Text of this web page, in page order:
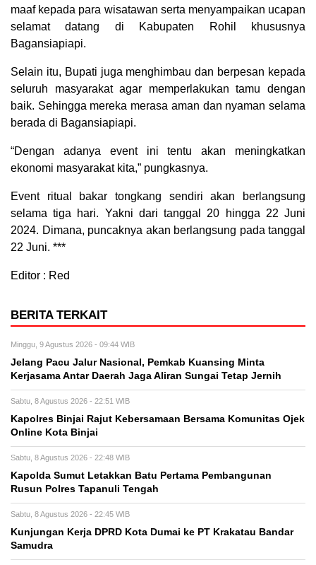
maaf kepada para wisatawan serta menyampaikan ucapan
selamat datang di Kabupaten Rohil khususnya
Bagansiapiapi.
Selain itu, Bupati juga menghimbau dan berpesan kepada
seluruh masyarakat agar memperlakukan tamu dengan
baik. Sehingga mereka merasa aman dan nyaman selama
berada di Bagansiapiapi.
“Dengan adanya event ini tentu akan meningkatkan
ekonomi masyarakat kita,” pungkasnya.
Event ritual bakar tongkang sendiri akan berlangsung
selama tiga hari. Yakni dari tanggal 20 hingga 22 Juni
2024. Dimana, puncaknya akan berlangsung pada tanggal
22 Juni. ***
Editor : Red
BERITA TERKAIT
Minggu, 9 Agustus 2026 - 09:44 WIB
Jelang Pacu Jalur Nasional, Pemkab Kuansing Minta
Kerjasama Antar Daerah Jaga Aliran Sungai Tetap Jernih
Sabtu, 8 Agustus 2026 - 22:51 WIB
Kapolres Binjai Rajut Kebersamaan Bersama Komunitas Ojek
Online Kota Binjai
Sabtu, 8 Agustus 2026 - 22:48 WIB
Kapolda Sumut Letakkan Batu Pertama Pembangunan
Rusun Polres Tapanuli Tengah
Sabtu, 8 Agustus 2026 - 22:45 WIB
Kunjungan Kerja DPRD Kota Dumai ke PT Krakatau Bandar
Samudra